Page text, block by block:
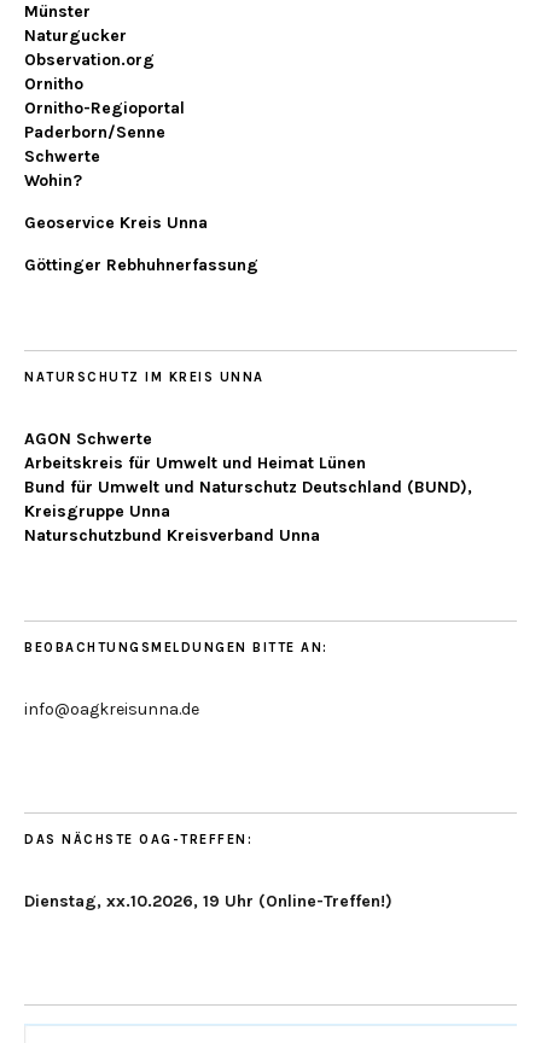
Münster
Naturgucker
Observation.org
Ornitho
Ornitho-Regioportal
Paderborn/Senne
Schwerte
Wohin?
Geoservice Kreis Unna
Göttinger Rebhuhnerfassung
NATURSCHUTZ IM KREIS UNNA
AGON Schwerte
Arbeitskreis für Umwelt und Heimat Lünen
Bund für Umwelt und Naturschutz Deutschland (BUND),
Kreisgruppe Unna
Naturschutzbund Kreisverband Unna
BEOBACHTUNGSMELDUNGEN BITTE AN:
info@oagkreisunna.de
DAS NÄCHSTE OAG-TREFFEN:
Dienstag, xx.10.2026, 19 Uhr (Online-Treffen!)